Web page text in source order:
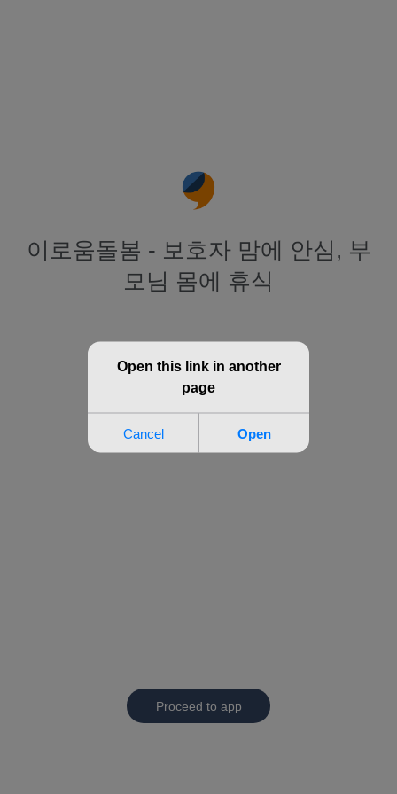
이로움돌봄 - 보호자 맘에 안심, 부
모님 몸에 휴식
Proceed to app